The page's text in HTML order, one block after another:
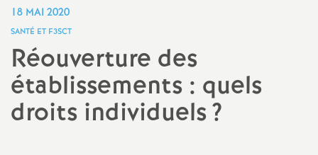
t
18 MAI 2020
SANTÉ ET F3SCT
Réouverture des
établissements : quels
droits individuels?